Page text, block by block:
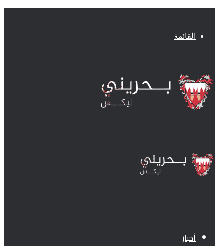
القائمة
أخبار